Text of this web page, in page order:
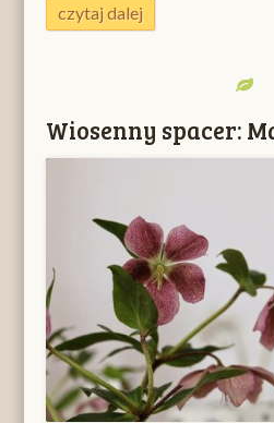
czytaj dalej
Wiosenny spacer: